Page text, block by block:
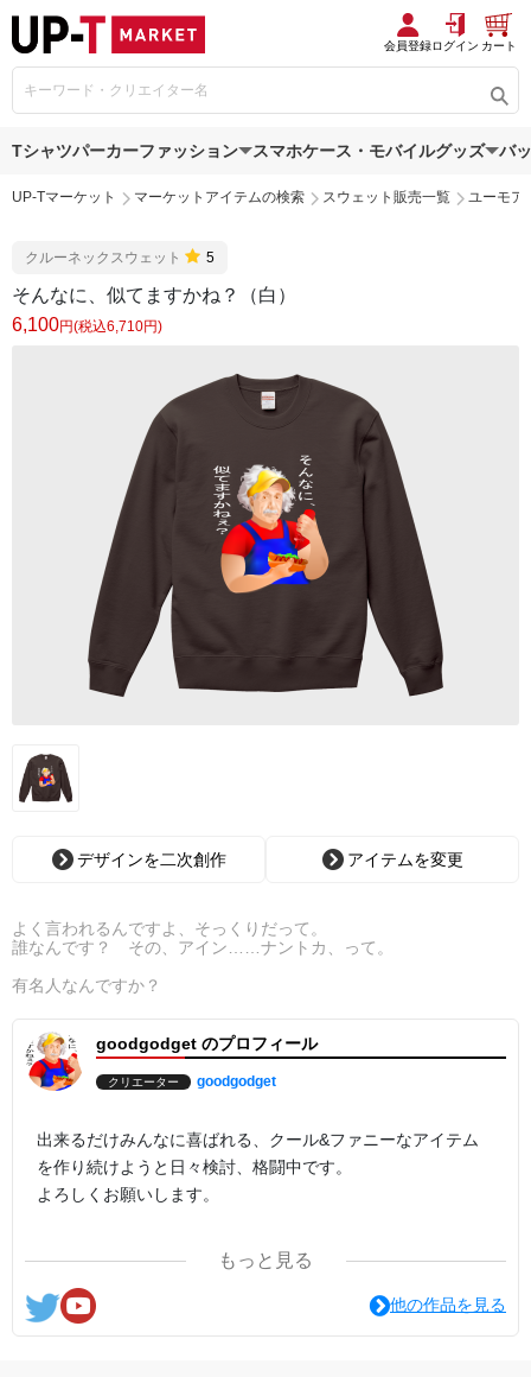
会員登録ログイン カート
Tシャツパーカーファッション スマホケース・モバイルグッズ バ
UP-Tマーケット マーケットアイテムの検索 スウェット販売一覧 ユーモア
クルーネックスウェット 5
そんなに、似てますかね？（白）
6,100円(税込6,710円)
デザインを二次創作 アイテムを変更
よく言われるんですよ、そっくりだって。
誰なんです？ その、アイン……ナントカ、って。
有名人なんですか？
goodgodget のプロフィール
クリエーター goodgodget
出来るだけみんなに喜ばれる、クール&ファニーなアイテム
を作り続けようと日々検討、格闘中です。
よろしくお願いします。
ここの他にも『日日彼是色々面白可笑し。IN SUZURI』や
nichinichioo by BASE にも展開中。
コチラもよろしくお願いします。
もっと見る
他の作品を見る